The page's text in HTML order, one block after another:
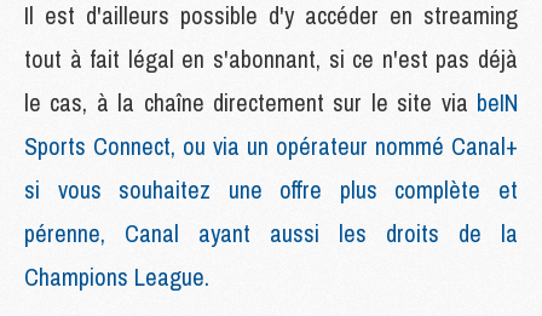
Il est d'ailleurs possible d'y accéder en streaming
tout à fait légal en s'abonnant, si ce n'est pas déjà
le cas, à la chaîne directement sur le site via beIN
Sports Connect, ou via un opérateur nommé Canal+
si vous souhaitez une offre plus complète et
pérenne, Canal ayant aussi les droits de la
Champions League.